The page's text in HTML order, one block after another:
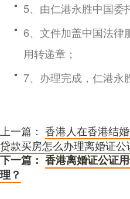
5、由仁港永胜中国委
6、文件加盖中国法律
用转递章；
7、办理完成，仁港永
上一篇： 香港人在香港结
贷款买房怎么办理离婚证公
下一篇： 香港离婚证公证
理？